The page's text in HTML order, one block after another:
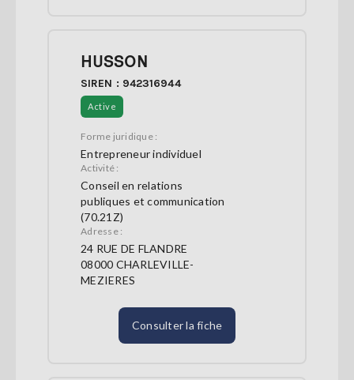
HUSSON
SIREN : 942316944
Active
Forme juridique :
Entrepreneur individuel
Activité :
Conseil en relations
publiques et communication
(70.21Z)
Adresse :
24 RUE DE FLANDRE
08000 CHARLEVILLE-
MEZIERES
Consulter la fiche